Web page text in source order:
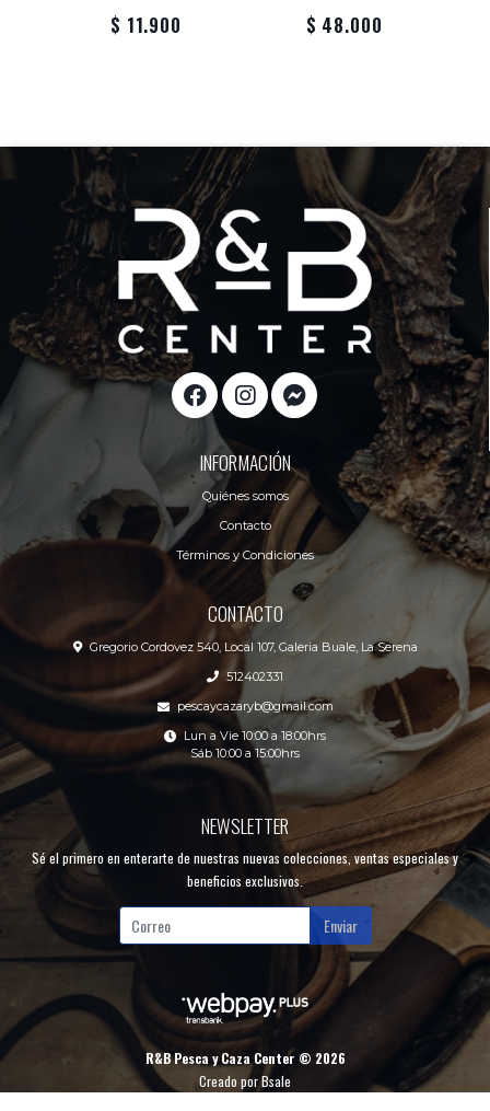
$ 11.900 $ 48.000
INFORMACIÓN
Quiénes somos
Contacto
Términos y Condiciones
CONTACTO
Gregorio Cordovez 540, Local 107, Galeria Buale, La Serena
512402331
pescaycazaryb@gmail.com
Lun a Vie 10:00 a 18:00hrs
Sáb 10:00 a 15:00hrs
NEWSLETTER
Sé el primero en enterarte de nuestras nuevas colecciones, ventas especiales y
beneficios exclusivos.
Enviar
R&B Pesca y Caza Center © 2026
Creado porBsale